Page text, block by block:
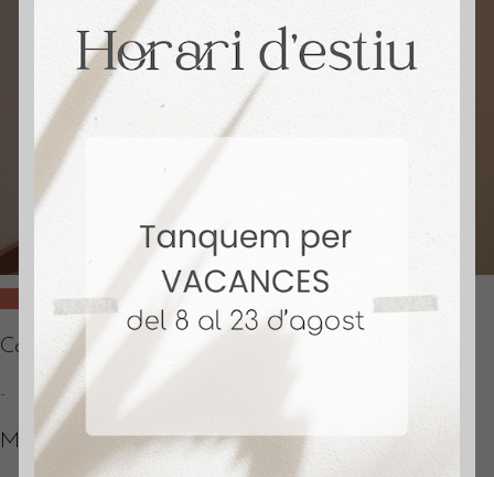
Vendido
Calle Menorca
-
M530